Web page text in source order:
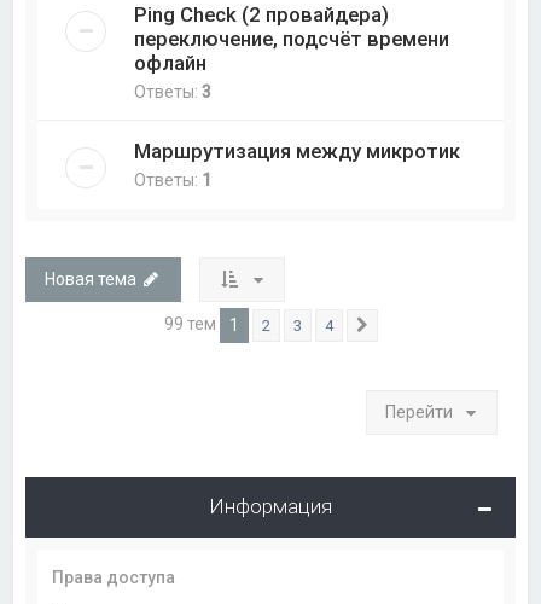
Ping Check (2 провайдера)
переключение, подсчёт времени
офлайн
Ответы:3
Маршрутизация между микротик
Ответы: 1
Новая тема
99 тем 1 2 3 4
Перейти
Информация
Права доступа